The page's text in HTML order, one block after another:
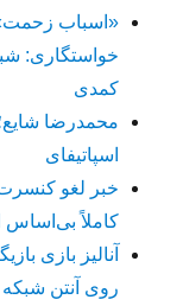
«اسباب زحمت»
کمدی
محمدرضا
اسپاتیفای
خبر لغو
کاملاً
آنالیز بازی
روی آنتن